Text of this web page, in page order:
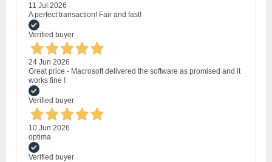
11 Jul 2026
A perfect transaction! Fair and fast!
Verified buyer
24 Jun 2026
Great price - Macrosoft delivered the software as promised and it
works fine !
Verified buyer
10 Jun 2026
optima
Verified buyer